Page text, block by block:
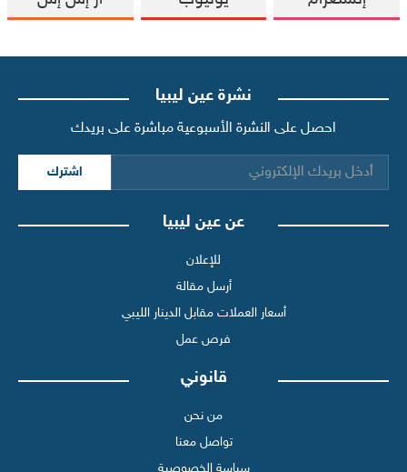
نشرة عين ليبيا
احصل على النشرة الأسبوعية مباشرة على بريدك
اشترك
عن عين ليبيا
للإعلان
أرسل مقالة
أسعار العملات مقابل الدينار الليبي
فرص عمل
قانوني
من نحن
تواصل معنا
سياسة الخصوصية